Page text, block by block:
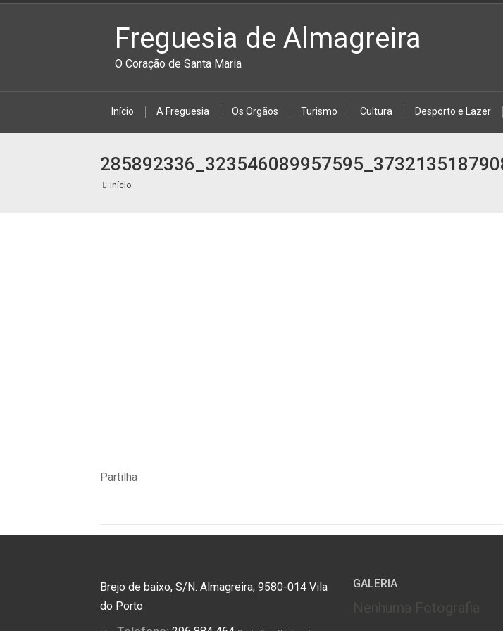
Freguesia de Almagreira
O Coração de Santa Maria
Início A Freguesia Os Orgãos Turismo Cultura Desporto e Lazer
Início
Partilha
Brejo de baixo, S/N. Almagreira, 9580-014 Vila
do Porto
GALERIA